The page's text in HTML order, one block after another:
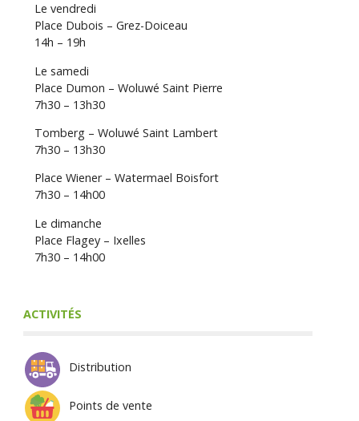
Le vendredi
Place Dubois – Grez-Doiceau
14h – 19h
Le samedi
Place Dumon – Woluwé Saint Pierre
7h30 – 13h30
Tomberg – Woluwé Saint Lambert
7h30 – 13h30
Place Wiener – Watermael Boisfort
7h30 – 14h00
Le dimanche
Place Flagey – Ixelles
7h30 – 14h00
ACTIVITÉS
Distribution
Points de vente